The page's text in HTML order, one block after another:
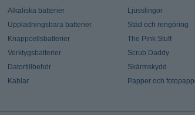
Alkaliska batterier
Uppladningsbara batterier
Knappcellsbatterier
Verktygsbatterier
Datortillbehör
Kablar
Ljusslingor
Städ och rengöring
The Pink Stuff
Scrub Daddy
Skärmskydd
Papper och